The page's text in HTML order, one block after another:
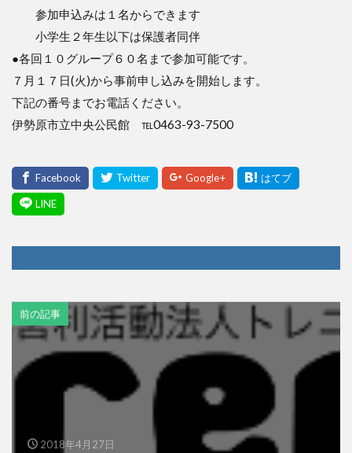
参加申込みは１名からできます
小学生２年生以下は保護者同伴
●各回１０グループ６０名まで参加可能です。
７月１７日(火)から事前申し込みを開始します。
下記の番号までお電話ください。
伊勢原市立中央公民館 ℡0463-93-7500
前の記事
2018年4月27日